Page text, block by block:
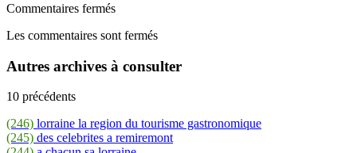
Commentaires fermés
Les commentaires sont fermés
Autres archives à consulter
10 précédents
(246) lorraine la region du tourisme gastronomique
(245) des celebrites a remiremont